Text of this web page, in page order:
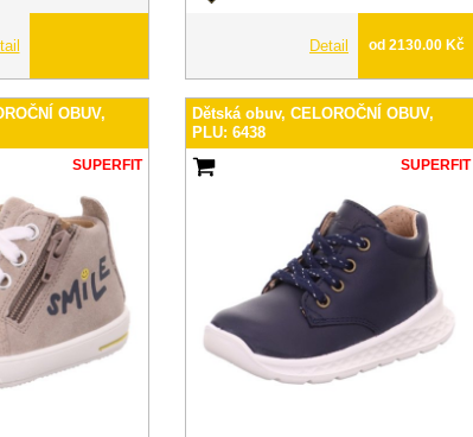
Detail od 2130.00 Kč
OBUV,
SUPERFIT
Dětská obuv, CELOROČNÍ OBUV,
PLU: 6438
SUPERFIT